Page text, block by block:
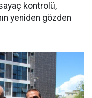
kontrolü,
yeniden gözden